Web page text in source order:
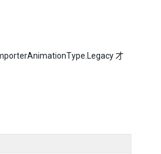
才